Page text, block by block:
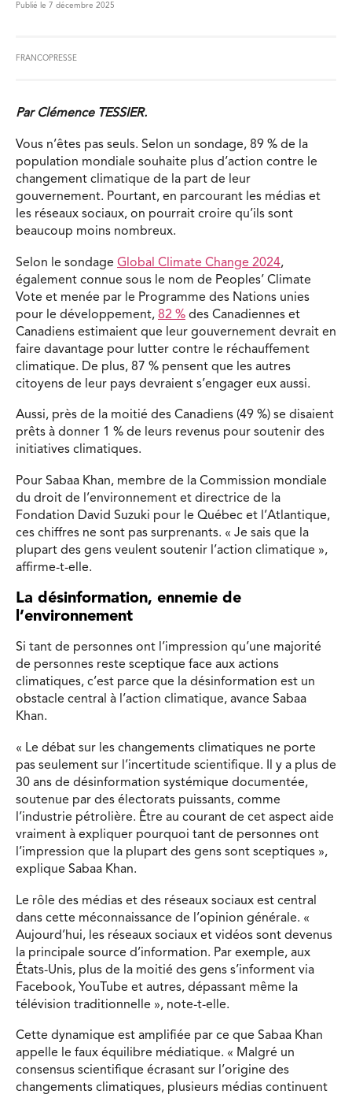
Publié le 7 décembre 2025
FRANCOPRESSE
Par Clémence TESSIER.
Vous n’êtes pas seuls. Selon un sondage, 89 % de la
population mondiale souhaite plus d’action contre le
changement climatique de la part de leur
gouvernement. Pourtant, en parcourant les médias et
les réseaux sociaux, on pourrait croire qu’ils sont
beaucoup moins nombreux.
Selon le sondage Global Climate Change 2024,
également connue sous le nom de Peoples’ Climate
Vote et menée par le Programme des Nations unies
pour le développement, 82 % des Canadiennes et
Canadiens estimaient que leur gouvernement devrait en
faire davantage pour lutter contre le réchauffement
climatique. De plus, 87 % pensent que les autres
citoyens de leur pays devraient s’engager eux aussi.
Aussi, près de la moitié des Canadiens (49 %) se disaient
prêts à donner 1 % de leurs revenus pour soutenir des
initiatives climatiques.
Pour Sabaa Khan, membre de la Commission mondiale
du droit de l’environnement et directrice de la
Fondation David Suzuki pour le Québec et l’Atlantique,
ces chiffres ne sont pas surprenants. « Je sais que la
plupart des gens veulent soutenir l’action climatique »,
affirme-t-elle.
La désinformation, ennemie de
l’environnement
Si tant de personnes ont l’impression qu’une majorité
de personnes reste sceptique face aux actions
climatiques, c’est parce que la désinformation est un
obstacle central à l’action climatique, avance Sabaa
Khan.
« Le débat sur les changements climatiques ne porte
pas seulement sur l’incertitude scientifique. Il y a plus de
30 ans de désinformation systémique documentée,
soutenue par des électorats puissants, comme
l’industrie pétrolière. Être au courant de cet aspect aide
vraiment à expliquer pourquoi tant de personnes ont
l’impression que la plupart des gens sont sceptiques »,
explique Sabaa Khan.
Le rôle des médias et des réseaux sociaux est central
dans cette méconnaissance de l’opinion générale. «
Aujourd’hui, les réseaux sociaux et vidéos sont devenus
la principale source d’information. Par exemple, aux
États-Unis, plus de la moitié des gens s’informent via
Facebook, YouTube et autres, dépassant même la
télévision traditionnelle », note-t-elle.
Cette dynamique est amplifiée par ce que Sabaa Khan
appelle le faux équilibre médiatique. « Malgré un
consensus scientifique écrasant sur l’origine des
changements climatiques, plusieurs médias continuent